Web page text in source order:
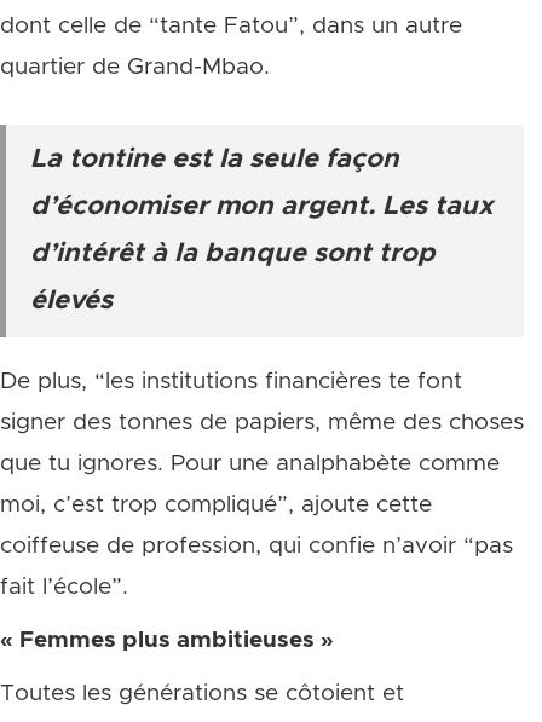
dont celle de “tante Fatou”, dans un autre
quartier de Grand-Mbao.
La tontine est la seule façon
d’économiser mon argent. Les taux
d’intérêt à la banque sont trop
élevés
De plus, “les institutions financières te font
signer des tonnes de papiers, même des choses
que tu ignores. Pour une analphabète comme
moi, c’est trop compliqué”, ajoute cette
coiffeuse de profession, qui confie n’avoir “pas
fait l’école”.
« Femmes plus ambitieuses »
Toutes les générations se côtoient et